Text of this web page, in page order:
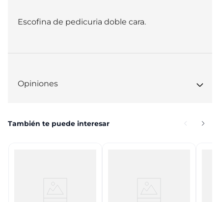
Escofina de pedicuria doble cara.
Opiniones
También te puede interesar